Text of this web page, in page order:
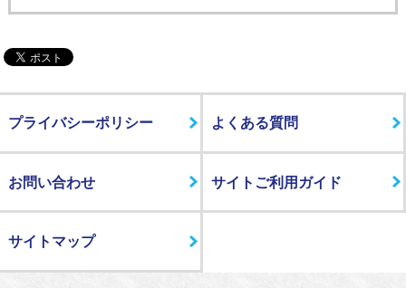
プライバシーポリシー よくある質問
お問い合わせ サイトご利用ガイド
サイトマップ